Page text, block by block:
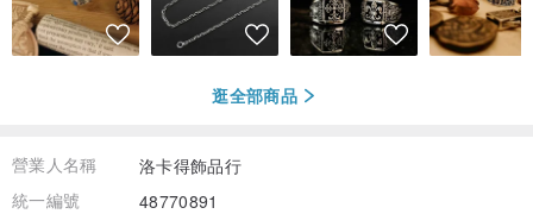
逛全部商品
營業人名稱
洛卡得飾品行
統一編號
48770891